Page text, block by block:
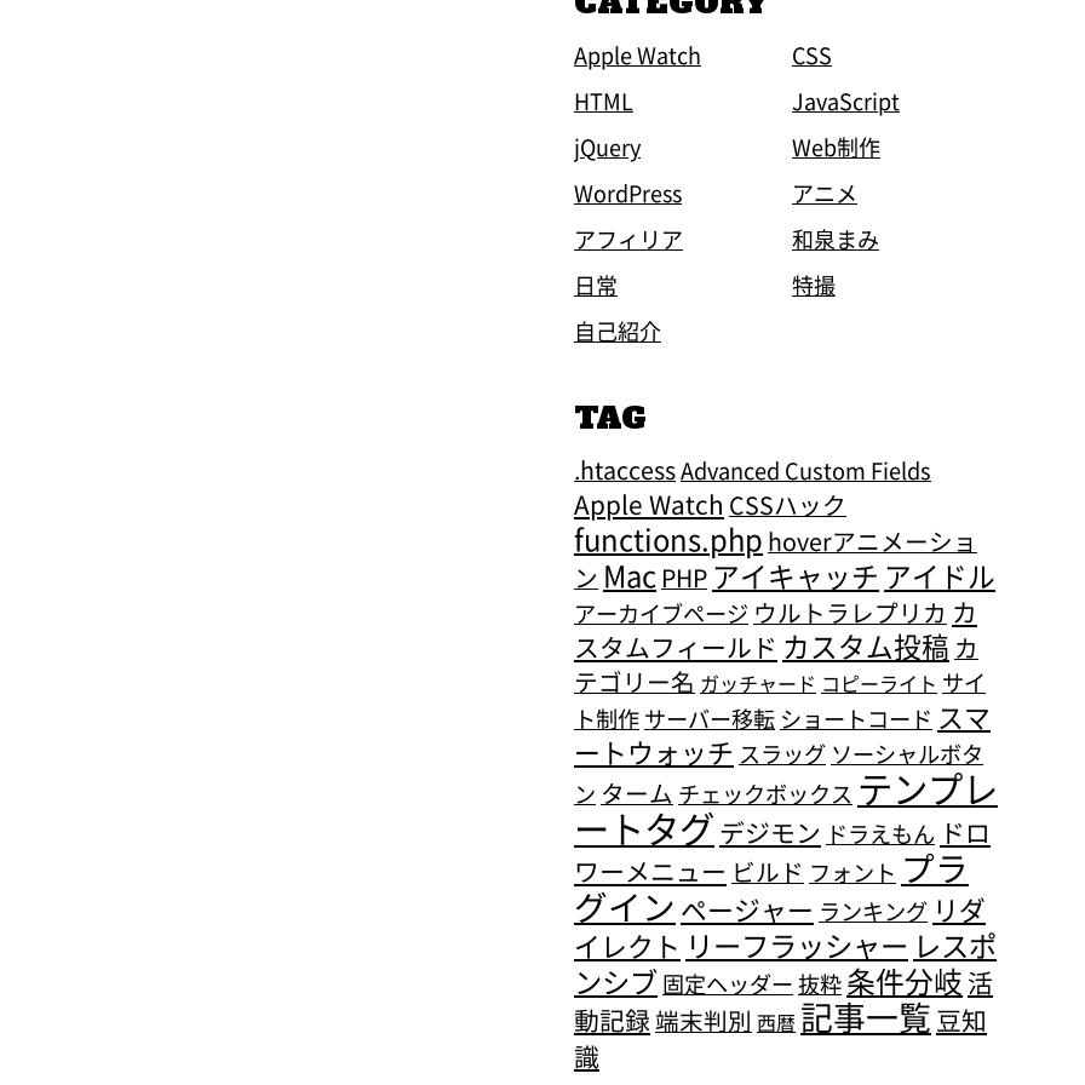
Apple Watch
CSS
HTML
JavaScript
jQuery
Web制作
WordPress
アニメ
アフィリア
和泉まみ
日常
特撮
自己紹介
TAG
.htaccessAdvanced Custom Fields
Apple Watch CSSハック
functions.php hoverアニメーショ
ン Mac PHP アイキャッチ アイドル
アーカイブページ ウルトラレプリカ カ
スタムフィールド カスタム投稿 カ
テゴリー名 ガッチャード コピーライト サイ
ト制作サーバー移転 ショートコード スマ
ートウォッチ スラッグ ソーシャルボタ
ン ターム チェックボックス テンプレ
ートタグ デジモン ドラえもん ドロ
ワーメニュー ビルド フォント プラ
グイン ページャー ランキング リダ
イレクト リーフラッシャー レスポ
ンシブ固定ヘッダー抜粋条件分岐 活
動記録端末判別 西暦 記事一覧 豆知
識